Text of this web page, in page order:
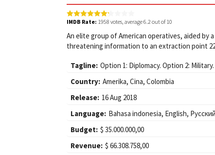
IMDB Rate: 1958 votes, average6.2 out of 10
An elite group of American operatives, aided
threatening information to an extraction point
Tagline: Option 1: Diplomacy. Option 2:
Country: Amerika, Cina, Colombia
Release: 16 Aug 2018
Language: Bahasa indonesia, English, Pусский
Budget: $ 35.000.000,00
Revenue: $ 66.308.758,00